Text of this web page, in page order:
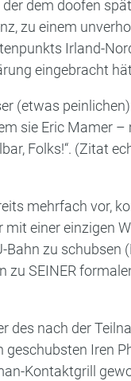
dem doofen
zu einem
Irland-
eingebracht
(etwas
sie Eric Mamer –
Folks!“. (Zitat
mehrfach vor,
einer einzigen
zu schubsen
zu SEINER
nach der
Iren
Kontaktgrill